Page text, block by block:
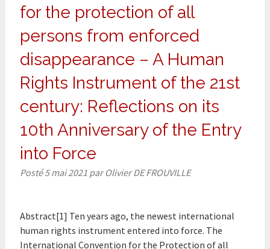
for the protection of all
persons from enforced
disappearance – A Human
Rights Instrument of the 21st
century: Reflections on its
10th Anniversary of the Entry
into Force
Posté5 mai 2021 par Olivier DE FROUVILLE
Abstract[1] Ten years ago, the newest international
human rights instrument entered into force. The
International Convention for the Protection of all